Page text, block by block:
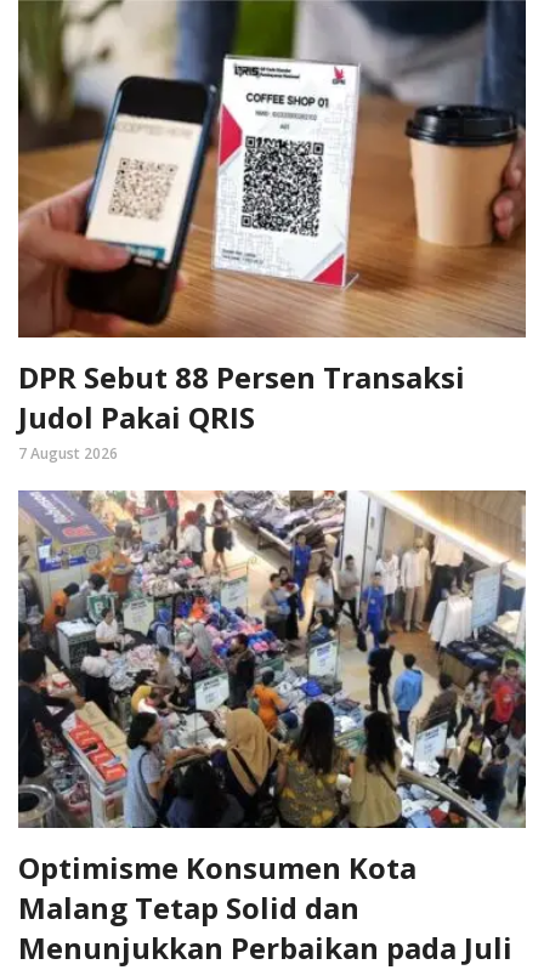
DPR Sebut 88 Persen Transaksi
Judol Pakai QRIS
7 August 2026
Optimisme Konsumen Kota
Malang Tetap Solid dan
Menunjukkan Perbaikan pada Juli